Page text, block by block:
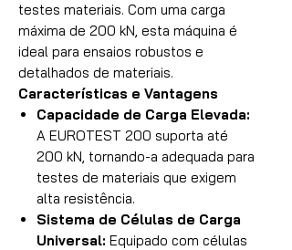
testes materiais. Com uma carga
máxima de 200 kN, esta máquina é
ideal para ensaios robustos e
detalhados de materiais.
Características e Vantagens
Capacidade de Carga Elevada:
A EUROTEST 200 suporta até
200 kN, tornando-a adequada para
testes de materiais que exigem
alta resistência.
Sistema de Células de Carga
Universal: Equipado com células